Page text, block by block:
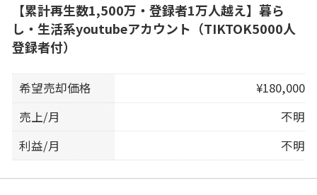
【累計再生数1,500万・登録者1万人越え】暮ら
し・生活系youtubeアカウント（TIKTOK5000人
登録者付）
希望売却価格
¥180,000
売上/月
不明
利益/月
不明